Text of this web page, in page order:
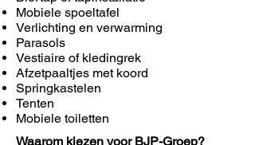
Mobiele spoeltafel
Verlichting en verwarming
Parasols
Vestiaire of kledingrek
Afzetpaaltjes met koord
Springkastelen
Tenten
Mobiele toiletten
Waarom kiezen voor BJP-Groep?